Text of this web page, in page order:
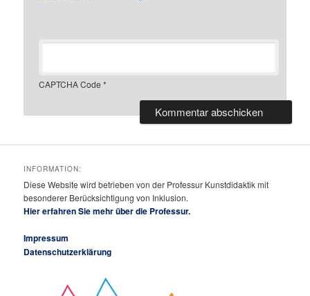
CAPTCHA Code *
INFORMATION:
Diese Website wird betrieben von der Professur Kunstdidaktik mit
besonderer Berücksichtigung von Inklusion.
Hier erfahren Sie mehr über die Professur.
Impressum
Datenschutzerklärung